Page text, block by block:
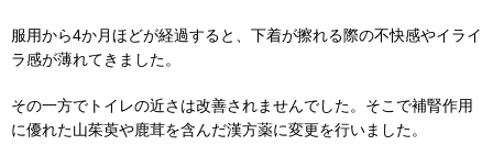
服用から4か月ほどが経過すると、下着が擦れる際の不快感やイライ
ラ感が薄れてきました。
その一方でトイレの近さは改善されませんでした。そこで補腎作用
に優れた山茱萸や鹿茸を含んだ漢方薬に変更を行いました。